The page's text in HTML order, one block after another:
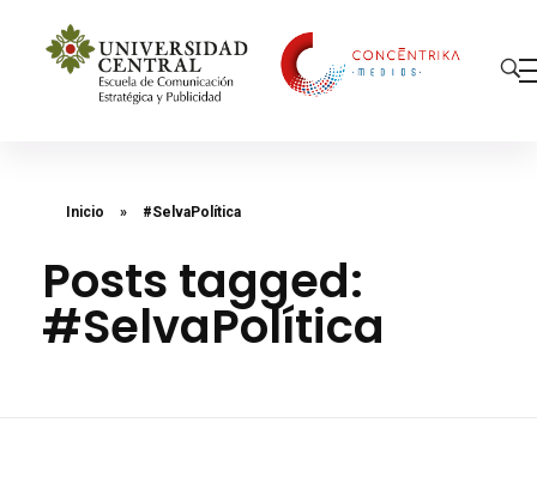
Inicio » #SelvaPolítica
Posts tagged:
#SelvaPolítica